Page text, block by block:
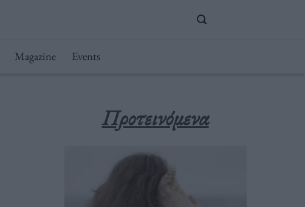
Magazine Events
Προτεινόμενα